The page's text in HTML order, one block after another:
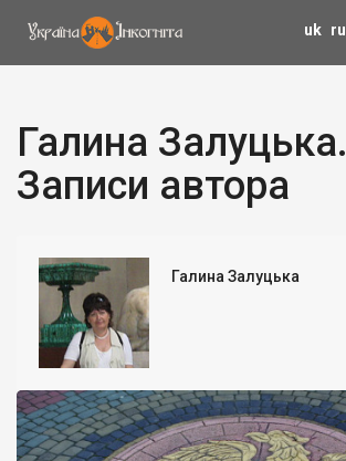
uk ru
Галина Залуцька.
Записи автора
Галина Залуцька